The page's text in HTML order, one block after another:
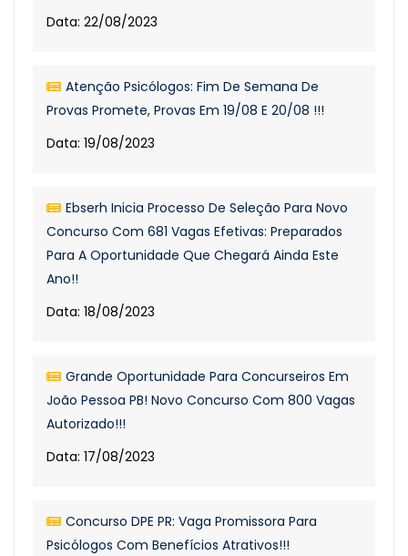
Data: 22/08/2023
Atenção Psicólogos: Fim De Semana De
Provas Promete, Provas Em 19/08 E 20/08 !!!
Data: 19/08/2023
Ebserh Inicia Processo De Seleção Para Novo
Concurso Com 681 Vagas Efetivas: Preparados
Para A Oportunidade Que Chegará Ainda Este
Ano!!
Data: 18/08/2023
Grande Oportunidade Para Concurseiros Em
João Pessoa PB! Novo Concurso Com 800 Vagas
Autorizado!!!
Data: 17/08/2023
Concurso DPE PR: Vaga Promissora Para
Psicólogos Com Benefícios Atrativos!!!